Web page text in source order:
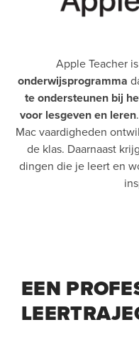
Apple Teacher
onderwijsprogramma
te ondersteunen bij
voor lesgeven en leren
Mac vaardigheden
de klas. Daarnaast
dingen die je leert en
EEN